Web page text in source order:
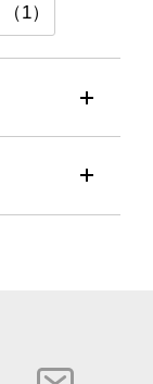
1）